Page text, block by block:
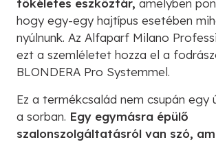
tökéletes eszköztár, amelyben
hogy egy-egy hajtípus esetében
nyúlnunk. Az Alfaparf Milano
ezt a szemléletet hozza el a
BLONDERA Pro Systemmel.
Ez a termékcsalád nem csupán egy
a sorban. Egy egymásra épülő
szalonszolgáltatásról van szó,